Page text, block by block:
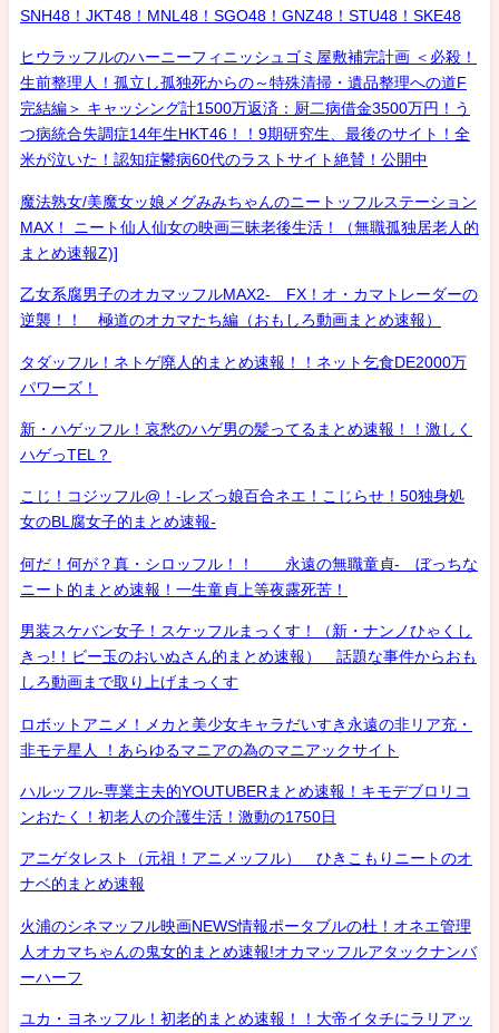
SNH48！JKT48！MNL48！SGO48！GNZ48！STU48！SKE48
ヒウラッフルのハーニーフィニッシュゴミ屋敷補完計画 ＜必殺！
生前整理人！孤立し孤独死からの～特殊清掃・遺品整理への道F
完結編＞ キャッシング計1500万返済：厨二病借金3500万円！う
つ病統合失調症14年生HKT46！！9期研究生、最後のサイト！全
米が泣いた！認知症鬱病60代のラストサイト絶賛！公開中
魔法熟女/美魔女ッ娘メグみみちゃんのニートッフルステーション
MAX！ ニート仙人仙女の映画三昧老後生活！（無職孤独居老人的
まとめ速報Z)]
乙女系腐男子のオカマッフルMAX2- FX！オ・カマトレーダーの
逆襲！！ 極道のオカマたち編（おもしろ動画まとめ速報）
タダッフル！ネトゲ廃人的まとめ速報！！ネット乞食DE2000万
パワーズ！
新・ハゲッフル！哀愁のハゲ男の髪ってるまとめ速報！！激しく
ハゲっTEL？
こじ！コジッフル@！-レズっ娘百合ネエ！こじらせ！50独身処
女のBL腐女子的まとめ速報-
何だ！何が？真・シロッフル！！ 永遠の無職童貞- ぼっちな
ニート的まとめ速報！一生童貞上等夜露死苦！
男装スケバン女子！スケッフルまっくす！（新・ナンノひゃくし
きっ!！ビー玉のおいぬさん的まとめ速報） 話題な事件からおも
しろ動画まで取り上げまっくす
ロボットアニメ！メカと美少女キャラだいすき永遠の非リア充・
非モテ星人 ！あらゆるマニアの為のマニアックサイト
ハルッフル-専業主夫的YOUTUBERまとめ速報！キモデブロリコ
ンおたく！初老人の介護生活！激動の1750日
アニゲタレスト（元祖！アニメッフル） ひきこもりニートのオ
ナベ的まとめ速報
火浦のシネマッフル映画NEWS情報ポータブルの杜！オネエ管理
人オカマちゃんの鬼女的まとめ速報!オカマッフルアタックナンバ
ーハーフ
ユカ・ヨネッフル！初老的まとめ速報！！大帝イタチにラリアッ